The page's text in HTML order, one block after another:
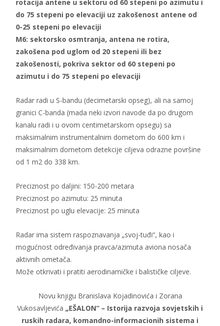
rotacija antene u sektoru od 60 stepeni po azimutu i
do 75 stepeni po elevaciji uz zakošenost antene od
0-25 stepeni po elevaciji
M6: sektorsko osmtranja, antena ne rotira,
zakošena pod uglom od 20 stepeni ili bez
zakošenosti, pokriva sektor od 60 stepeni po
azimutu i do 75 stepeni po elevaciji
Radar radi u S-bandu (decimetarski opseg), ali na samoj
granici C-banda (mada neki izvori navode da po drugom
kanalu radi i u ovom centimetarskom opsegu) sa
maksimalnim instrumentalnim dometom do 600 km i
maksimalnim dometom detekcije ciljeva odrazne površine
od 1 m2 do 338 km.
Preciznost po daljini: 150-200 metara
Preciznost po azimutu: 25 minuta
Preciznost po uglu elevacije: 25 minuta
Radar ima sistem raspoznavanja „svoj-tuđi“, kao i
mogućnost određivanja pravca/azimuta aviona nosača
aktivnih ometača.
Može otkrivati i pratiti aerodinamičke i balističke ciljeve.
Novu knjigu Branislava Kojadinovića i Zorana
Vukosavljevića „EŠALON“ – Istorija razvoja sovjetskih i
ruskih radara, komandno-informacionih sistema i